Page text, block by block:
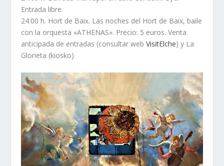
Entrada libre.
24:00 h. Hort de Baix. Las noches del Hort de Baix, baile
con la orquesta «ATHENAS». Precio: 5 euros. Venta
anticipada de entradas (consultar webVisitElche) y La
Glorieta (kiosko)